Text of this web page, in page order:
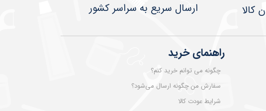
راهنمای خرید
چگونه می توانم خرید کنم؟
سفارش من چگونه ارسال می‌شود؟
شرایط عودت کالا
​​​​ارسال سریع به سراسر کشور کالا